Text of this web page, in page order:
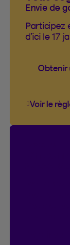
Envie de
Participez
d’ici le 17
Obtenir
Voir le